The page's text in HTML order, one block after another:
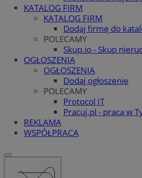
KATALOG FIRM
KATALOG FIRM
Dodaj firmę do
POLECAMY
Skup.io - Skup
OGŁOSZENIA
OGŁOSZENIA
Dodaj ogłoszenie
POLECAMY
Protocol IT
Pracuj.pl - praca w
REKLAMA
WSPÓŁPRACA